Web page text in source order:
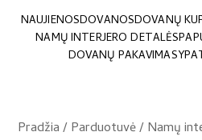
NAUJIENOSDOVANOSDOVANŲ
NAMŲ INTERJERO DETALĖS
DOVANŲ PAKAVIMAS
Pradžia/Parduotuvė/Namų
/